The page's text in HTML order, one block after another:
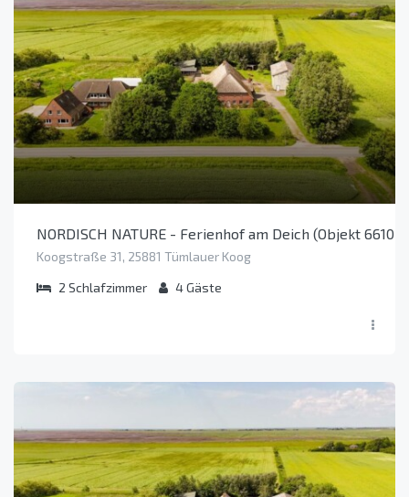
NORDISCH NATURE - Ferienhof am Deich (Objekt 66107)
Koogstraße 31, 25881 Tümlauer Koog
2 Schlafzimmer 4Gäste